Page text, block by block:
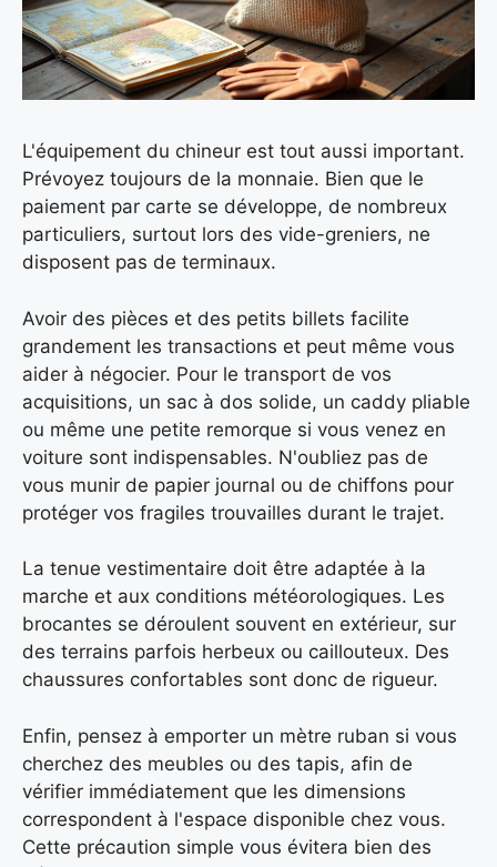
L'équipement du chineur est tout aussi important.
Prévoyez toujours de la monnaie. Bien que le
paiement par carte se développe, de nombreux
particuliers, surtout lors des vide-greniers, ne
disposent pas de terminaux.
Avoir des pièces et des petits billets facilite
grandement les transactions et peut même vous
aider à négocier. Pour le transport de vos
acquisitions, un sac à dos solide, un caddy pliable
ou même une petite remorque si vous venez en
voiture sont indispensables. N'oubliez pas de
vous munir de papier journal ou de chiffons pour
protéger vos fragiles trouvailles durant le trajet.
La tenue vestimentaire doit être adaptée à la
marche et aux conditions météorologiques. Les
brocantes se déroulent souvent en extérieur, sur
des terrains parfois herbeux ou caillouteux. Des
chaussures confortables sont donc de rigueur.
Enfin, pensez à emporter un mètre ruban si vous
cherchez des meubles ou des tapis, afin de
vérifier immédiatement que les dimensions
correspondent à l'espace disponible chez vous.
Cette précaution simple vous évitera bien des